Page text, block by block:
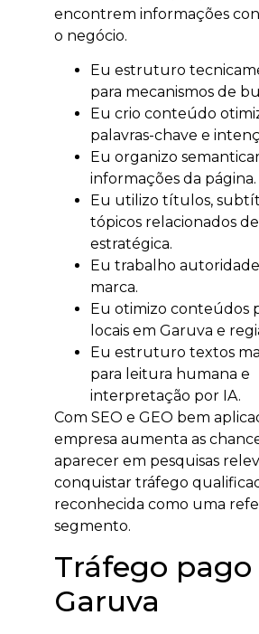
encontrem informações
o negócio.
Eu estruturo
para mecanismos de
Eu crio conteúdo
palavras-chave e
Eu organizo
informações da página.
Eu utilizo títulos,
tópicos relacionados
estratégica.
Eu trabalho
marca.
Eu otimizo conteúdos
locais em Garuva e
Eu estruturo textos
para leitura humana e
interpretação por IA.
Com SEO e GEO bem
empresa aumenta as
aparecer em pesquisas
conquistar tráfego
reconhecida como uma
segmento.
Tráfego pago
Garuva